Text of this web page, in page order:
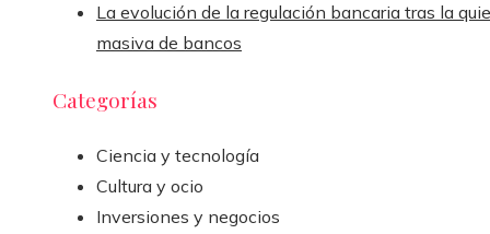
La evolución de la regulación bancaria tras la
masiva de bancos
Categorías
Ciencia y tecnología
Cultura y ocio
Inversiones y negocios